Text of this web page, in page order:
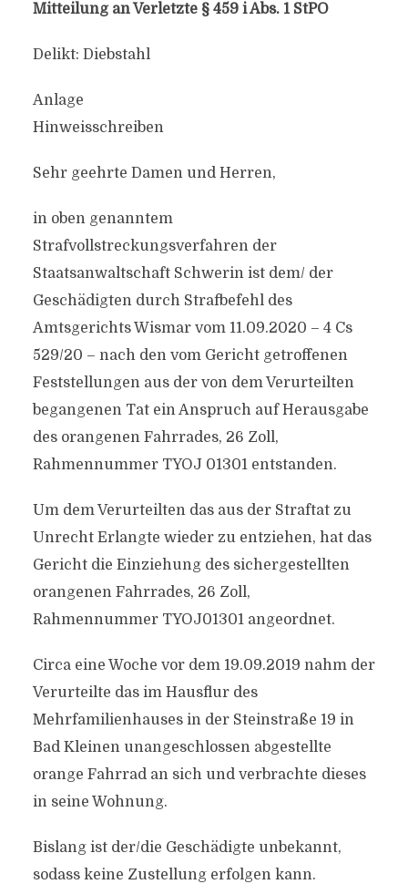
Mitteilung an Verletzte § 459 i Abs. 1 StPO
Delikt: Diebstahl
Anlage
Hinweisschreiben
Sehr geehrte Damen und Herren,
in oben genanntem
Strafvollstreckungsverfahren der
Staatsanwaltschaft Schwerin ist dem/​ der
Geschädigten durch Strafbefehl des
Amtsgerichts Wismar vom 11.09.2020 – 4 Cs
529/​20 – nach den vom Gericht getroffenen
Feststellungen aus der von dem Verurteilten
begangenen Tat ein Anspruch auf Herausgabe
des orangenen Fahrrades, 26 Zoll,
Rahmennummer TYOJ 01301 entstanden.
Um dem Verurteilten das aus der Straftat zu
Unrecht Erlangte wieder zu entziehen, hat das
Gericht die Einziehung des sichergestellten
orangenen Fahrrades, 26 Zoll,
Rahmennummer TYOJ01301 angeordnet.
Circa eine Woche vor dem 19.09.2019 nahm der
Verurteilte das im Hausflur des
Mehrfamilienhauses in der Steinstraße 19 in
Bad Kleinen unangeschlossen abgestellte
orange Fahrrad an sich und verbrachte dieses
in seine Wohnung.
Bislang ist der/​die Geschädigte unbekannt,
sodass keine Zustellung erfolgen kann.